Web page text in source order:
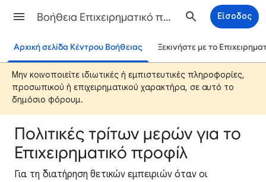
Βοήθεια Επιχειρηματικό προφίλ Google Είσοδος
Αρχική σελίδα Κέντρου Βοήθειας Ξεκινήστε με το
Μην κοινοποιείτε ιδιωτικές ή εμπιστευτικές πληροφορίες,
προσωπικού ή επιχειρηματικού χαρακτήρα, σε αυτό το
δημόσιο φόρουμ.
Πολιτικές τρίτων μερών για το
Επιχειρηματικό προφίλ
Για τη διατήρηση θετικών εμπειριών όταν οι